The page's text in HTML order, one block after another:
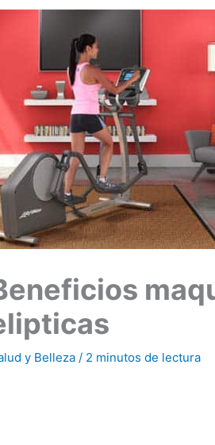
y Belleza / 2 minutos de lectura